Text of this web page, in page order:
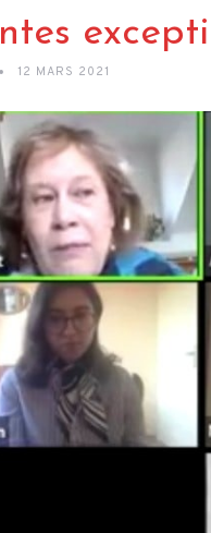
12 MARS 2021